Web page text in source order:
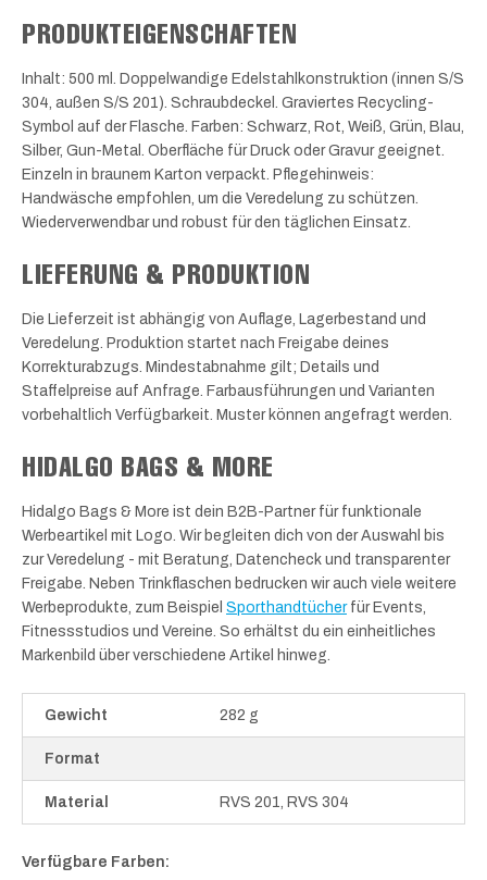
PRODUKTEIGENSCHAFTEN
Inhalt: 500 ml. Doppelwandige Edelstahlkonstruktion (innen S/S
304, außen S/S 201). Schraubdeckel. Graviertes Recycling-
Symbol auf der Flasche. Farben: Schwarz, Rot, Weiß, Grün, Blau,
Silber, Gun-Metal. Oberfläche für Druck oder Gravur geeignet.
Einzeln in braunem Karton verpackt. Pflegehinweis:
Handwäsche empfohlen, um die Veredelung zu schützen.
Wiederverwendbar und robust für den täglichen Einsatz.
LIEFERUNG & PRODUKTION
Die Lieferzeit ist abhängig von Auflage, Lagerbestand und
Veredelung. Produktion startet nach Freigabe deines
Korrekturabzugs. Mindestabnahme gilt; Details und
Staffelpreise auf Anfrage. Farbausführungen und Varianten
vorbehaltlich Verfügbarkeit. Muster können angefragt werden.
HIDALGO BAGS & MORE
Hidalgo Bags & More ist dein B2B-Partner für funktionale
Werbeartikel mit Logo. Wir begleiten dich von der Auswahl bis
zur Veredelung - mit Beratung, Datencheck und transparenter
Freigabe. Neben Trinkflaschen bedrucken wir auch viele weitere
Werbeprodukte, zum Beispiel Sporthandtücherfür Events,
Fitnessstudios und Vereine. So erhältst du ein einheitliches
Markenbild über verschiedene Artikel hinweg.
Gewicht 282 g
Format
Material RVS 201, RVS 304
Verfügbare Farben: